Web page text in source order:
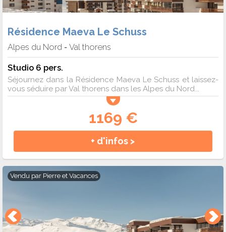
Résidence Maeva Le Schuss
Alpes du Nord - Val thorens
Studio 6 pers.
Séjournez dans la Résidence Maeva Le Schuss et laissez-
vous séduire par Val thorens dans les Alpes du Nord...
1169 €
+ d'infos >
Vendu par Pierre et Vacances